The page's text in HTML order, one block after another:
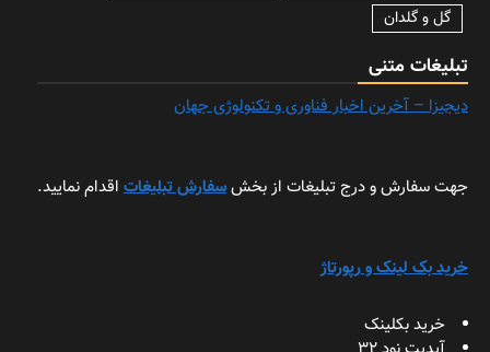
گل و گلدان
تبلیغات متنی
دیجیزا – آخرین اخبار فناوری و تکنولوژی جهان
جهت سفارش و درج تبلیغات از بخشسفارش تبلیغات اقدام نمایید.
خرید بک لینک و رپورتاژ
خرید بکلینک